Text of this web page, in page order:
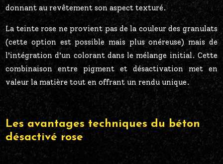
donnant au revêtement son aspect texturé.
La teinte rose ne provient pas de la couleur des granulats
(cette option est possible mais plus onéreuse) mais de
l’intégration d’un colorant dans le mélange initial. Cette
combinaison entre pigment et désactivation met en
valeur la matière tout en offrant un rendu unique.
Les avantages techniques du béton
désactivé rose